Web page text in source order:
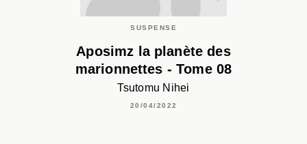
SUSPENSE
Aposimz la planète des
marionnettes - Tome 08
Tsutomu Nihei
20/04/2022